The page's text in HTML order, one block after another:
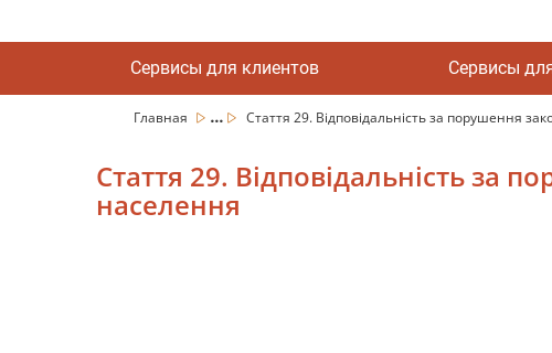
Сервисы для клиентов Сервисы
Главная ... Стаття 29. Відповідальність за порушення
Стаття 29. Відповідальність за
населення